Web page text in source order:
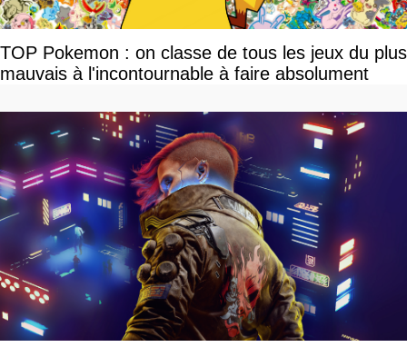
TOP Pokemon : on classe de tous les jeux du plus
mauvais à l'incontournable à faire absolument